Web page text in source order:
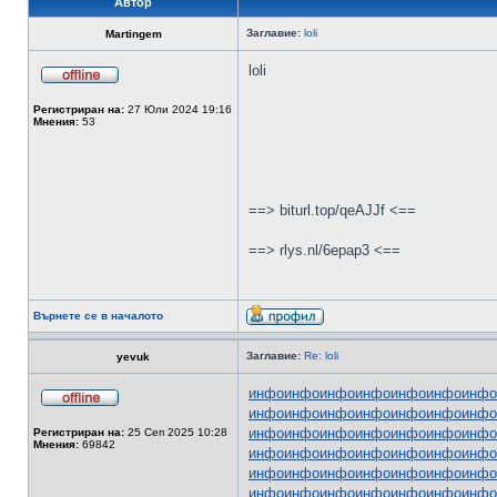
Martingem Заглавие: loli
Регистриран на: 27 Юли 2024 19:16
Мнения: 53
loli
==> biturl.top/qeAJJf <==
==> rlys.nl/6epap3 <==
Върнете се в началото
yevuk Заглавие: Re: loli
Регистриран на: 25 Сеп 2025 10:28
Мнения: 69842
инфоинфоинфоинфоинфоинфоинфо
инфоинфоинфоинфоинфоинфоинфо
инфоинфоинфоинфоинфоинфоинфо
инфоинфоинфоинфоинфоинфоинфо
инфоинфоинфоинфоинфоинфоинфо
инфоинфоинфоинфоинфоинфоинфо